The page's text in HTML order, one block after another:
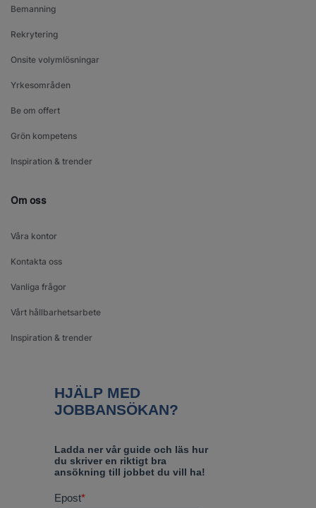
Bemanning
Rekrytering
Onsite volymlösningar
Yrkesområden
Be om offert
Grön kompetens
Inspiration & trender
Om oss
Våra kontor
Kontakta oss
Vanliga frågor
Vårt hållbarhetsarbete
Inspiration & trender